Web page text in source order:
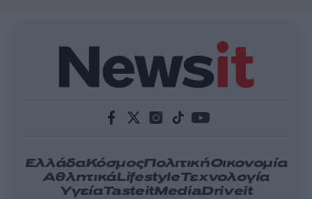
ΕλλάδαΚόσμοςΠολιτικήΟικονομία
ΑθλητικάLifestyleΤεχνολογία
ΥγείαTasteitMediaDriveit